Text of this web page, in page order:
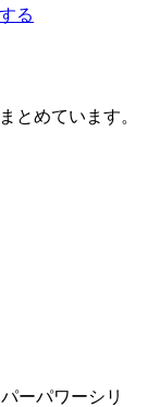
る
とめています。
ーパワーシリ